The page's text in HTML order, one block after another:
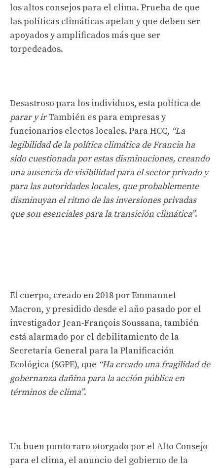
los altos consejos para el clima. Prueba de que
las políticas climáticas apelan y que deben ser
apoyados y amplificados más que ser
torpedeados.
Desastroso para los individuos, esta política de
parar y irTambién es para empresas y
funcionarios electos locales. Para HCC, “La
legibilidad de la política climática de Francia ha
sido cuestionada por estas disminuciones, creando
una ausencia de visibilidad para el sector privado y
para las autoridades locales, que probablemente
disminuyan el ritmo de las inversiones privadas
que son esenciales para la transición climática”.
El cuerpo, creado en 2018 por Emmanuel
Macron, y presidido desde el año pasado por el
investigador Jean-François Soussana, también
está alarmado por el debilitamiento de la
Secretaría General para la Planificación
Ecológica (SGPE), que “Ha creado una fragilidad de
gobernanza dañina para la acción pública en
términos de clima”.
Un buen punto raro otorgado por el Alto Consejo
para el clima, el anuncio del gobierno de la